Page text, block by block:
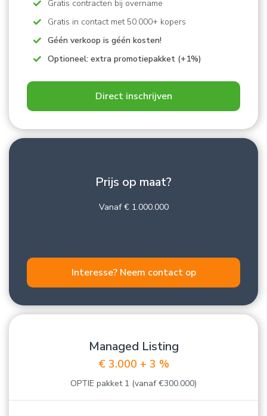
Gratis contracten bij overname
Gratis in contact met 50.000+ kopers
Géén verkoop is géén kosten!
Optioneel: extra promotiepakket (+1%)
Direct inschrijven
Prijs op maat?
Vanaf € 1.000.000
Interesse? Neem contact op
Managed Listing
€ 3.000 + 3 %
OPTIE pakket 1 (vanaf €300.000)